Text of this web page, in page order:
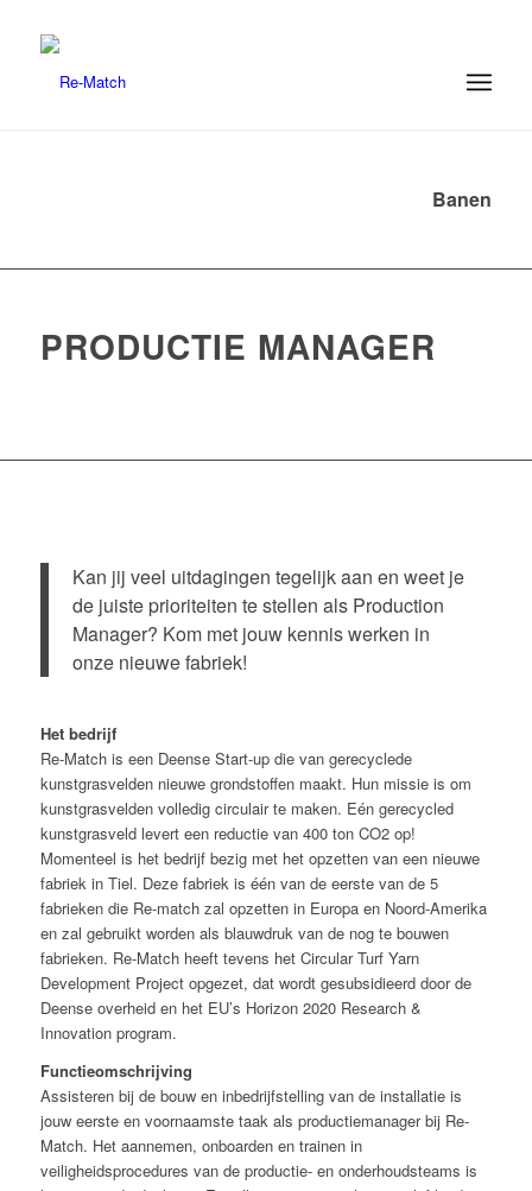
Banen
PRODUCTIE MANAGER
Kan jij veel uitdagingen tegelijk aan en weet je
de juiste prioriteiten te stellen als Production
Manager? Kom met jouw kennis werken in
onze nieuwe fabriek!
Het bedrijf
Re-Match is een Deense Start-up die van gerecyclede
kunstgrasvelden nieuwe grondstoffen maakt. Hun missie is om
kunstgrasvelden volledig circulair te maken. Eén gerecycled
kunstgrasveld levert een reductie van 400 ton CO2 op!
Momenteel is het bedrijf bezig met het opzetten van een nieuwe
fabriek in Tiel. Deze fabriek is één van de eerste van de 5
fabrieken die Re-match zal opzetten in Europa en Noord-Amerika
en zal gebruikt worden als blauwdruk van de nog te bouwen
fabrieken. Re-Match heeft tevens het Circular Turf Yarn
Development Project opgezet, dat wordt gesubsidieerd door de
Deense overheid en het EU’s Horizon 2020 Research &
Innovation program.
Functieomschrijving
Assisteren bij de bouw en inbedrijfstelling van de installatie is
jouw eerste en voornaamste taak als productiemanager bij Re-
Match. Het aannemen, onboarden en trainen in
veiligheidsprocedures van de productie- en onderhoudsteams is